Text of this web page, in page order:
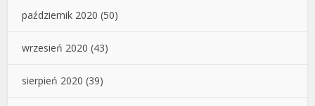
październik 2020 (50)
wrzesień 2020 (43)
sierpień 2020 (39)